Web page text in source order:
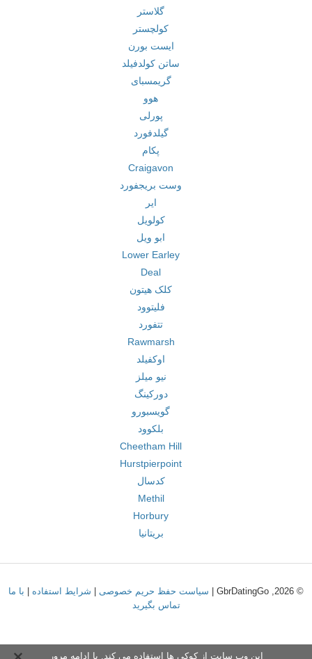
گلاستر
کولچستر
ایست بورن
ساتن کولدفیلد
گریمسبای
هوو
پورلی
گیلدفورد
پکام
Craigavon
وست بریجفورد
ایر
کولویل
ابو ویل
Lower Earley
Deal
کلک هیتون
فلیتوود
تتفورد
Rawmarsh
اوکفیلد
نیو میلز
دورکینگ
گویسبورو
بلکوود
Cheetham Hill
Hurstpierpoint
کدسال
Methil
Horbury
بریتانیا
© 2026, GbrDatingGo | سیاست حفظ حریم خصوصی شرایط استفاده
با ما
تماس بگیرید
این وب سایت از کوکی ها استفاده می کند. با ادامه مرور